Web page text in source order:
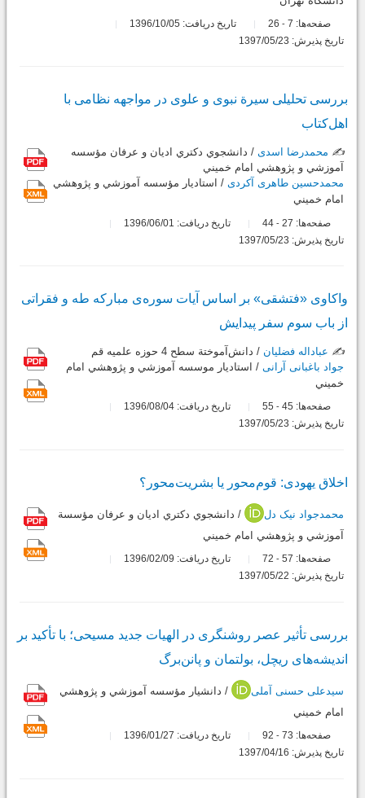
صفحه‌ها: 7
-
تاریخ دریافت: 1396/10/05
تاریخ پذیرش: 1397/05/23
بررسی تحلیلی سیرة نبوی و علوی در مواجهه نظامی با
اهل‌کتاب
✍️ محمدرضا اسدی / دانشجوي دكتري اديان و عرفان مؤسسه
آموزشي و پژوهشي امام خميني
محمدحسین طاهری آکردی / استاديار مؤسسه آموزشي و پژوهشي
امام خميني
صفحه‌ها: 27
-
تاریخ دریافت: 1396/06/01
تاریخ پذیرش: 1397/05/23
واکاوی «فتشقی» بر اساس آیات سوره‌ی مبارکه طه و فقراتی
از باب سوم سفر پیدایش
✍️ عباداله فضلیان / دانش‌آموختة سطح 4 حوزه علميه قم
جواد باغبانی آرانی / استاديار موسسه آموزشي و پژوهشي امام
خميني
صفحه‌ها: 45
-
تاریخ دریافت: 1396/08/04
تاریخ پذیرش: 1397/05/23
اخلاق یهودی: قوم‌محور یا بشریت‌محور؟
محمدجواد نیک دل
/ دانشجوي دكتري اديان و عرفان مؤسسة
آموزشي و پژوهشي امام خميني
صفحه‌ها: 57
-
تاریخ دریافت: 1396/02/09
تاریخ پذیرش: 1397/05/22
بررسی تأثیر عصر روشنگری در الهیات جدید مسیحی؛ با تأکید بر
اندیشه‌های ریچل، بولتمان و پانن‌برگ
سیدعلی حسنی آملی
/ دانشيار مؤسسه آموزشي و پژوهشي
امام خميني
صفحه‌ها: 73
-
تاریخ دریافت: 1396/01/27
تاریخ پذیرش: 1397/04/16